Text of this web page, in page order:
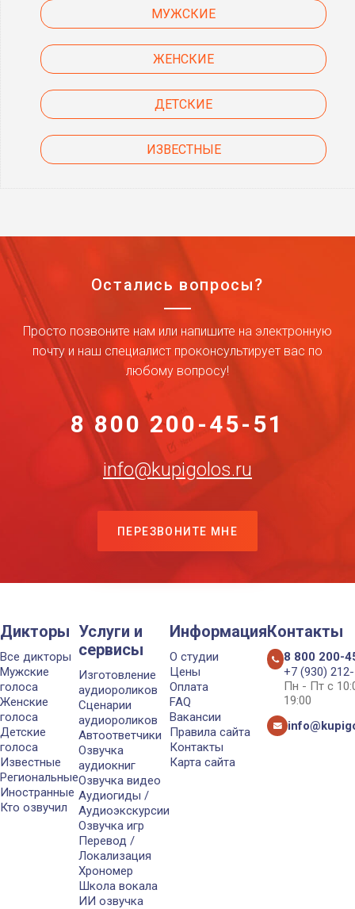
МУЖСКИЕ
ЖЕНСКИЕ
ДЕТСКИЕ
ИЗВЕСТНЫЕ
Остались вопросы?
Просто позвоните нам или напишите на электронную
почту и наш специалист проконсультирует вас по
любому вопросу!
8 800 200-45-51
info@kupigolos.ru
ПЕРЕЗВОНИТЕ МНЕ
Дикторы
Все дикторы
Мужские
голоса
Женские
голоса
Детские
голоса
Известные
Региональные
Иностранные
Кто озвучил
Услуги и
сервисы
Изготовление
аудиороликов
Сценарии
аудиороликов
Автоответчики
Озвучка
аудиокниг
Озвучка видео
Аудиогиды /
Аудиоэкскурсии
Озвучка игр
Перевод /
Локализация
Хрономер
Школа вокала
ИИ озвучка
Информация
О студии
Цены
Оплата
FAQ
Вакансии
Правила сайта
Контакты
Карта сайта
Контакты
8 800 200-
+7 (930)
Пн - Пт с
19:00